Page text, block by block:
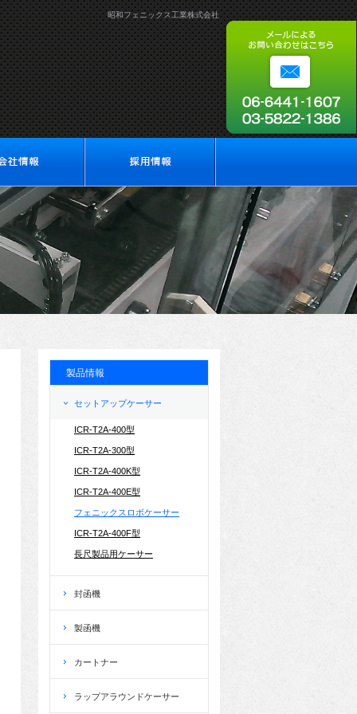
昭和フェニックス工業株式会社
製品情報
セットアップケーサー
ICR-T2A-400型
ICR-T2A-300型
ICR-T2A-400K型
ICR-T2A-400E型
フェニックスロボケーサー
ICR-T2A-400F型
長尺製品用ケーサー
封函機
製函機
カートナー
ラップアラウンドケーサー